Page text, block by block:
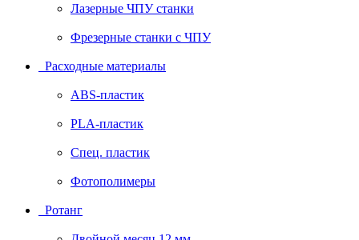
Лазерные ЧПУ станки
Фрезерные станки с ЧПУ
Расходные материалы
ABS-пластик
PLA-пластик
Спец. пластик
Фотополимеры
Ротанг